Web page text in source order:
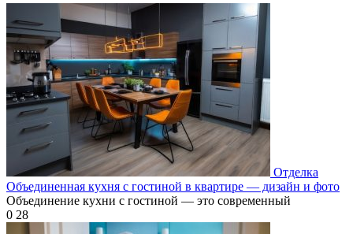
Отделка
Объединенная кухня с гостиной в квартире — дизайн и фото
Объединение кухни с гостиной — это современный
0 28